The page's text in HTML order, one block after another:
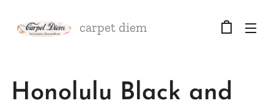
carpet diem
Honolulu Black and